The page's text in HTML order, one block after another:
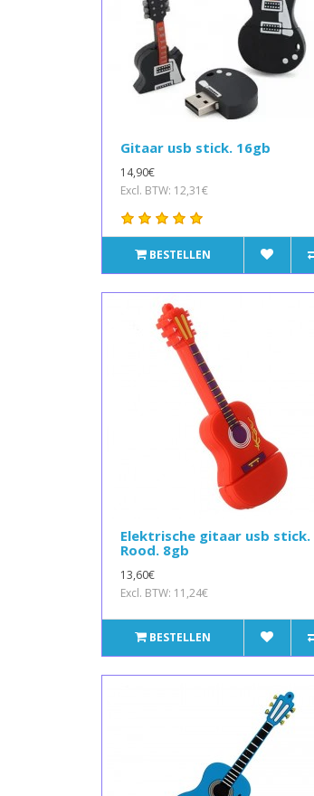
Gitaar usb stick. 16gb
14,90€
Excl. BTW: 12,31€
BESTELLEN
Elektrische gitaar usb stick.
Rood. 8gb
13,60€
Excl. BTW: 11,24€
BESTELLEN